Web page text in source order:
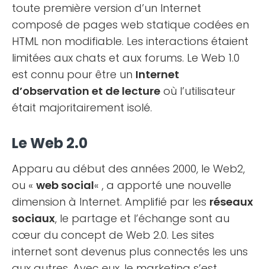
toute première version d’un Internet
composé de pages web statique codées en
HTML non modifiable. Les interactions étaient
limitées aux chats et aux forums. Le Web 1.0
est connu pour être un Internet
d’observation et de lecture où l’utilisateur
était majoritairement isolé.
Le Web 2.0
Apparu au début des années 2000, le Web2,
ou « web social« , a apporté une nouvelle
dimension à Internet. Amplifié par les réseaux
sociaux, le partage et l’échange sont au
cœur du concept de Web 2.0. Les sites
internet sont devenus plus connectés les uns